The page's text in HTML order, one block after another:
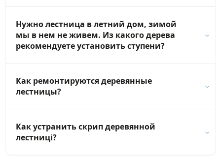
Нужно лестница в летний дом, зимой
мы в нем не живем. Из какого дерева
рекомендуете установить ступени?
Как ремонтируются деревянные
лестницы?
Как устранить скрип деревянной
лестниці?